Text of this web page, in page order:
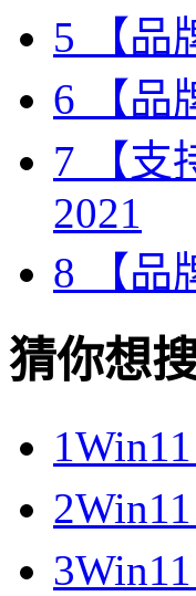
5 【品
6 【品
7 【支
2021
8 【品
猜你想
1
2
3